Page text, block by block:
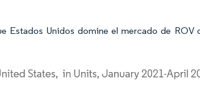
Estados Unidos domine el mercado de ROV